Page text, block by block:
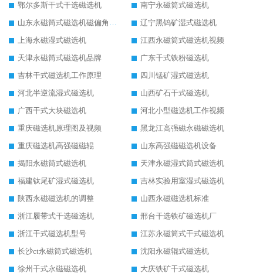
鄂尔多斯干式干选磁选机
南宁永磁筒式磁选机
山东永磁筒式磁选机磁偏角怎么调整
辽宁黑钨矿湿式磁选机
上海永磁湿式磁选机
江西永磁筒式磁选机视频
天津永磁筒式磁选机品牌
广东干式铁粉磁选机
吉林干式磁选机工作原理
四川锰矿湿式磁选机
河北半逆流湿式磁选机
山西矿石干式磁选机
广西干式大块磁选机
河北小型磁选机工作视频
重庆磁选机原理图及视频
黑龙江高强磁永磁磁选机
重庆磁选机高强磁磁辊
山东高强磁磁选机设备
揭阳永磁筒式磁选机
天津永磁湿式筒式磁选机
福建钛尾矿湿式磁选机
吉林实验用室湿式磁选机
陕西永磁磁选机的调整
山西永磁磁选机标准
浙江履带式干选磁选机
邢台干选铁矿磁选机厂
浙江干式磁选机型号
江苏永磁筒式干式磁选机
长沙ct永磁筒式磁选机
沈阳永磁辊式磁选机
徐州干式永磁磁选机
大庆铁矿干式磁选机